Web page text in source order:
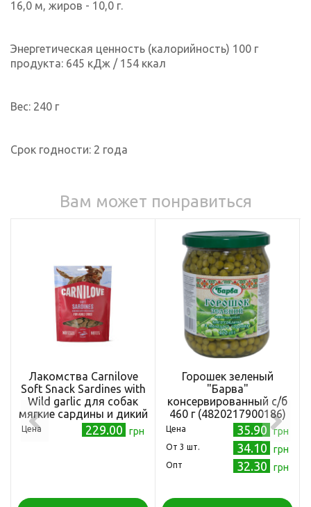
16,0 м, жиров - 10,0 г.
Энергетическая ценность (калорийность) 100 г
продукта: 645 кДж / 154 ккал
Вес: 240 г
Срок годности: 2 года
Вам может понравиться
Лакомства Carnilove
Soft Snack Sardines with
Wild garlic для собак
мягкие сардины и дикий
чеснок 200 г
Цена 229.00 грн
Горошек зеленый
"Барва"
консервированный с/б
460 г (4820217900186)
Цена 35.90 грн
Oт 3 шт. 34.10 грн
Опт 32.30 грн